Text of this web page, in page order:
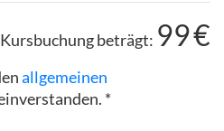
beträgt: 99€
allgemeinen
*